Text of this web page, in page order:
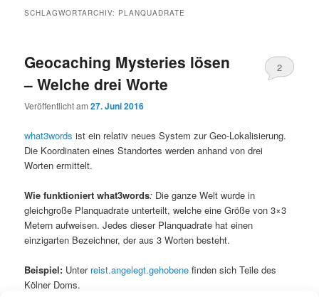
SCHLAGWORTARCHIV: PLANQUADRATE
Geocaching Mysteries lösen
– Welche drei Worte
Veröffentlicht am27. Juni 2016
2
what3words ist ein relativ neues System zur Geo-Lokalisierung.
Die Koordinaten eines Standortes werden anhand von drei
Worten ermittelt.
Wie funktioniert what3words: Die ganze Welt wurde in
gleichgroße Planquadrate unterteilt, welche eine Größe von 3×3
Metern aufweisen. Jedes dieser Planquadrate hat einen
einzigarten Bezeichner, der aus 3 Worten besteht.
Beispiel: Unter reist.angelegt.gehobene finden sich Teile des
Kölner Doms.